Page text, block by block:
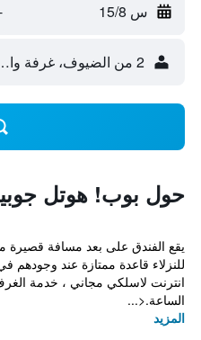
س 15/8
2 من الضيوف، غرفة واحدة
حول بوب! هوتل
للنزلاء قاعدة ممتازة عند وجودهم
الساعة.<...
المزيد